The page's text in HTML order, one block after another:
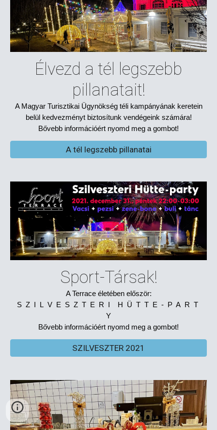
Élvezd a tél legszebb
pillanatait!
A Magyar Turisztikai Ügynökség téli kampányának keretein
belül kedvezményt biztosítunk vendégeink számára!
Bővebb információért nyomd meg a gombot!
A tél legszebb pillanatai
Sport-Társak!
A Terrace életében először:
S Z I L V E S Z T E R I H Ü T T E - P A R T
Y
Bővebb információért nyomd meg a gombot!
SZILVESZTER 2021